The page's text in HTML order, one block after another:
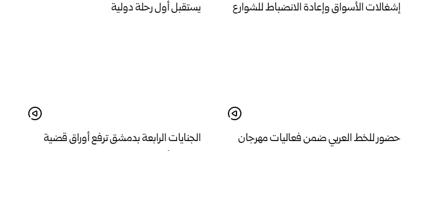
إشغالات الأسواق وإعادة الانضباط للشوارع
يستقبل أول رحلة دولية
حضور للخط العربي ضمن فعاليات مهرجان
الجنايات الرابعة بدمشق ترفع أوراق قضية